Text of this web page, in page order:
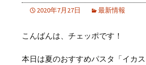
2020年7月27日 最新情報
こんばんは、チェッポです！
本日は夏のおすすめパスタ「イカ